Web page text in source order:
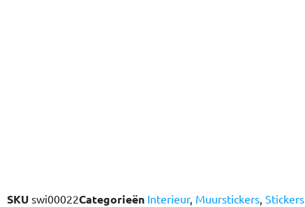
SKU swi00022Categorieën Interieur, Muurstickers Stickers